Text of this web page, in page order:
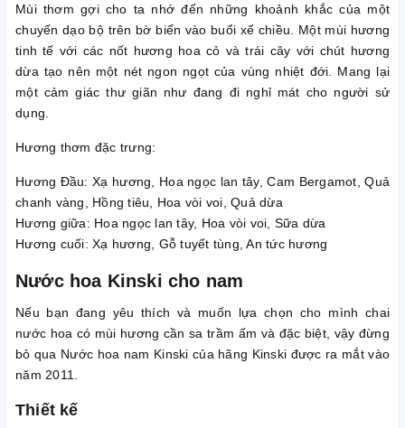
Mùi thơm gợi cho ta nhớ đến những khoảnh khắc của một
chuyến dạo bộ trên bờ biển vào buổi xế chiều. Một mùi hương
tinh tế với các nốt hương hoa cỏ và trái cây với chút hương
dừa tạo nên một nét ngon ngọt của vùng nhiệt đới. Mang lại
một cảm giác thư giãn như đang đi nghỉ mát cho người sử
dụng.
Hương thơm đặc trưng:
Hương Đầu: Xạ hương, Hoa ngọc lan tây, Cam Bergamot, Quả
chanh vàng, Hồng tiêu, Hoa vòi voi, Quả dừa
Hương giữa: Hoa ngọc lan tây, Hoa vòi voi, Sữa dừa
Hương cuối: Xạ hương, Gỗ tuyết tùng, An tức hương
Nước hoa Kinski cho nam
Nếu bạn đang yêu thích và muốn lựa chọn cho mình chai
nước hoa có mùi hương cần sa trầm ấm và đặc biệt, vậy đừng
bỏ qua Nước hoa nam Kinski của hãng Kinski được ra mắt vào
năm 2011.
Thiết kế